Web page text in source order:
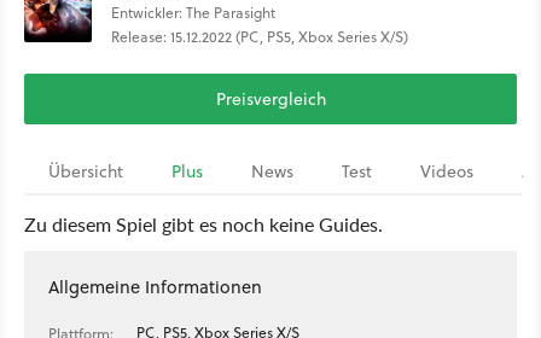
Entwickler: The Parasight
Release: 15.12.2022 (PC, PS5, Xbox Series X/S)
Preisvergleich
Übersicht Plus News Test Videos
Zu diesem Spiel gibt es noch keine Guides.
Allgemeine Informationen
Plattform:
PC, PS5, Xbox Series X/S